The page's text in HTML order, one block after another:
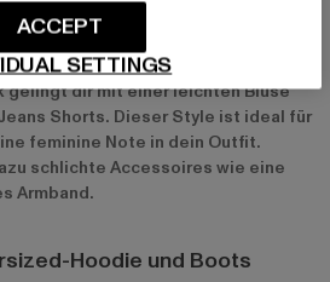
Bluse und Sandalen
gelingt dir mit einer leichten Bluse
Shorts. Dieser Style ist ideal für
feminine Note in dein Outfit.
schlichte Accessoires wie eine
Armband.
Hoodie und Boots
SETTINGS
ACCEPT